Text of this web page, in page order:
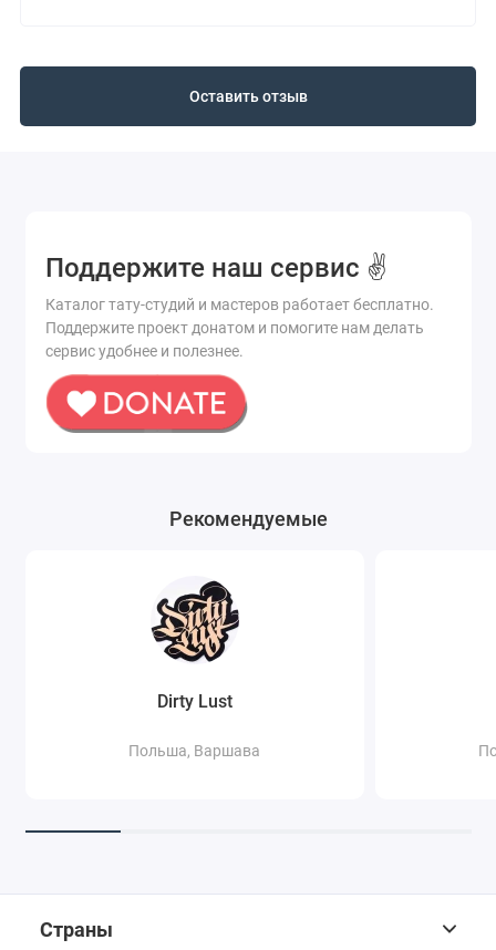
Оставить отзыв
Поддержите наш сервис ✌️
Каталог тату-студий и мастеров работает бесплатно.
Поддержите проект донатом и помогите нам делать
сервис удобнее и полезнее.
Рекомендуемые
Dirty Lust
Польша, Варшава
Страны